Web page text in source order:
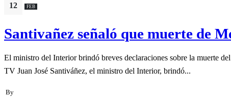
12 FEB
Santivañez señaló que muerte de
El ministro del Interior brindó breves declaraciones sobre la muerte
TV Juan José Santiváñez, el ministro del Interior, brindó...
By